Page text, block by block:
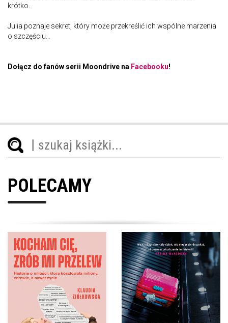
krótko.
Julia poznaje sekret, który może przekreślić ich wspólne marzenia
o szczęściu…
Dołącz do fanów serii Moondrive na Facebooku!
POLECAMY